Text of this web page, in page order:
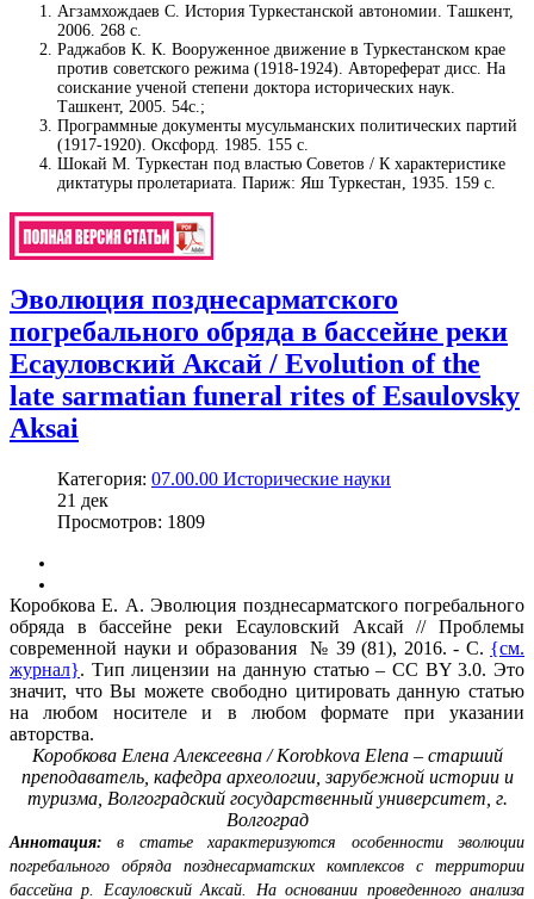
Агзамхождаев С. История Туркестанской автономии. Ташкент,
2006. 268 с.
Раджабов К. К. Вооруженное движение в Туркестанском крае
против советского режима (1918-1924). Автореферат дисс. На
соискание ученой степени доктора исторических наук.
Ташкент, 2005. 54с.;
Программные документы мусульманских политических партий
(1917-1920). Оксфорд. 1985. 155 с.
Шокай М. Туркестан под властью Советов / К характеристике
диктатуры пролетариата. Париж: Яш Туркестан, 1935. 159 с.
Эволюция позднесарматского
погребального обряда в бассейне реки
Есауловский Аксай / Evolution of the
late sarmatian funeral rites of Esaulovsky
Aksai
Категория: 07.00.00 Исторические науки
21 дек
Просмотров: 1809
Коробкова Е. А. Эволюция позднесарматского погребального
обряда в бассейне реки Есауловский Аксай // Проблемы
современной науки и образования № 39 (81), 2016. - С. {см.
журнал}. Тип лицензии на данную статью – CC BY 3.0. Это
значит, что Вы можете свободно цитировать данную статью
на любом носителе и в любом формате при указании
авторства.
Коробкова Елена Алексеевна / Korobkova Elena – старший
преподаватель, кафедра археологии, зарубежной истории и
туризма, Волгоградский государственный университет, г.
Волгоград
Аннотация:в статье характеризуются особенности эволюции
погребального обряда позднесарматских комплексов с территории
бассейна р. Есауловский Аксай. На основании проведенного анализа